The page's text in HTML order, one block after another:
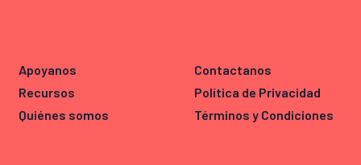
Apoyanos
Recursos
Quiénes somos
Contactanos
Política de Privacidad
Términos y Condiciones